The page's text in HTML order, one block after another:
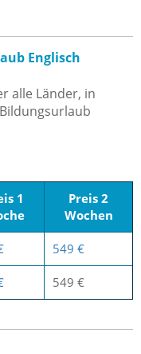
Englisch
alle Länder, in
1
Preis 2
Wochen
549 €
549 €